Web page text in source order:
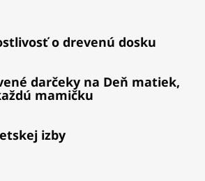
o drevenú dosku
darčeky na Deň matiek,
mamičku
izby